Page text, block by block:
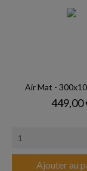
Air Mat -
Prix
449,00
Ajouter au